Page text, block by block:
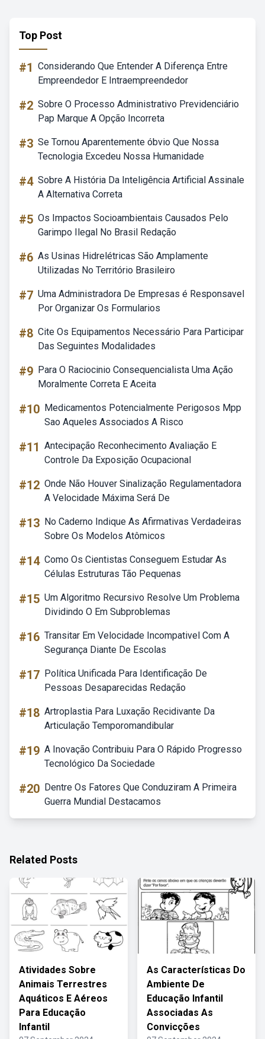
Top Post
#1 Considerando Que Entender A Diferença Entre
Empreendedor E Intraempreendedor
#2 Sobre O Processo Administrativo Previdenciário
Pap Marque A Opção Incorreta
#3 Se Tornou Aparentemente óbvio Que Nossa
Tecnologia Excedeu Nossa Humanidade
#4 Sobre A História Da Inteligência Artificial Assinale
A Alternativa Correta
#5 Os Impactos Socioambientais Causados Pelo
Garimpo Ilegal No Brasil Redação
#6 As Usinas Hidrelétricas São Amplamente
Utilizadas No Território Brasileiro
#7 Uma Administradora De Empresas é Responsavel
Por Organizar Os Formularios
#8 Cite Os Equipamentos Necessário Para Participar
Das Seguintes Modalidades
#9 Para O Raciocinio Consequencialista Uma Ação
Moralmente Correta E Aceita
#10 Medicamentos Potencialmente Perigosos Mpp
Sao Aqueles Associados A Risco
#11 Antecipação Reconhecimento Avaliação E
Controle Da Exposição Ocupacional
#12 Onde Não Houver Sinalização Regulamentadora
A Velocidade Máxima Será De
#13 No Caderno Indique As Afirmativas Verdadeiras
Sobre Os Modelos Atômicos
#14 Como Os Cientistas Conseguem Estudar As
Células Estruturas Tão Pequenas
#15 Um Algoritmo Recursivo Resolve Um Problema
Dividindo O Em Subproblemas
#16 Transitar Em Velocidade Incompativel Com A
Segurança Diante De Escolas
#17 Política Unificada Para Identificação De
Pessoas Desaparecidas Redação
#18 Artroplastia Para Luxação Recidivante Da
Articulação Temporomandibular
#19 A Inovação Contribuiu Para O Rápido Progresso
Tecnológico Da Sociedade
#20 Dentre Os Fatores Que Conduziram A Primeira
Guerra Mundial Destacamos
Related Posts
Atividades Sobre
Animais Terrestres
Aquáticos E Aéreos
Para Educação
Infantil
As Características Do
Ambiente De
Educação Infantil
Associadas As
Convicções